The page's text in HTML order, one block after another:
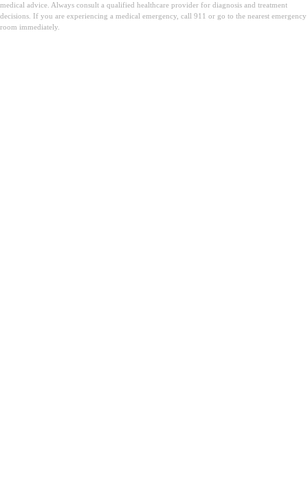
medical advice. Always consult a qualified healthcare provider for diagnosis and treatment
decisions. If you are experiencing a medical emergency, call 911 or go to the nearest emergency
room immediately.